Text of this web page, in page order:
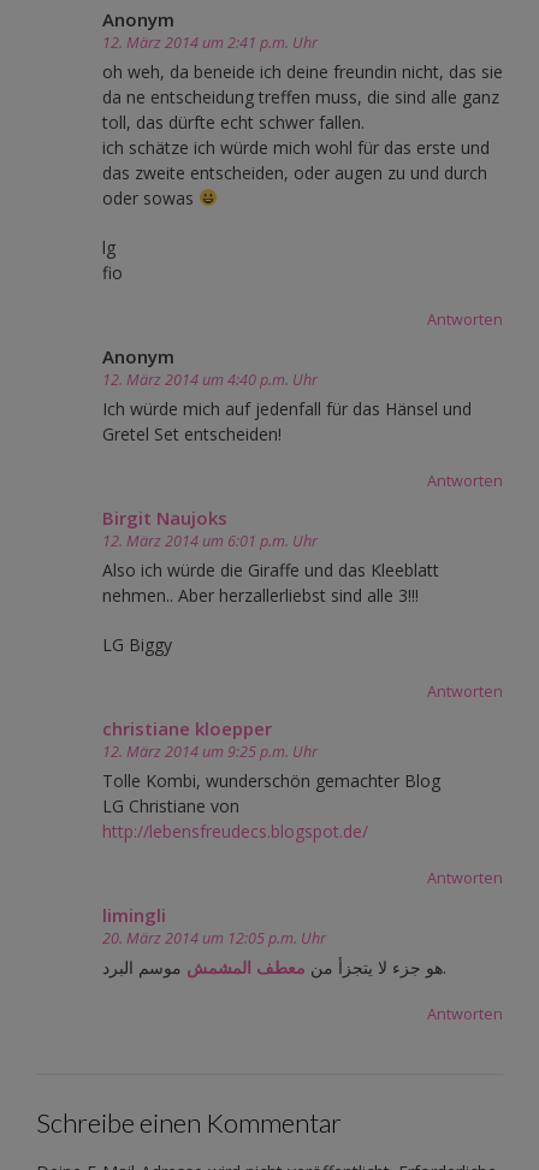
Anonym
12. März 2014 um 2:41 p.m. Uhr
oh weh, da beneide ich deine freundin nicht, das sie
da ne entscheidung treffen muss, die sind alle ganz
toll, das dürfte echt schwer fallen.
ich schätze ich würde mich wohl für das erste und
das zweite entscheiden, oder augen zu und durch
oder sowas
lg
fio
Antworten
Anonym
12. März 2014 um 4:40 p.m. Uhr
Ich würde mich auf jedenfall für das Hänsel und
Gretel Set entscheiden!
Antworten
Birgit Naujoks
12. März 2014 um 6:01 p.m. Uhr
Also ich würde die Giraffe und das Kleeblatt
nehmen.. Aber herzallerliebst sind alle 3!!!
LG Biggy
Antworten
christiane kloepper
12. März 2014 um 9:25 p.m. Uhr
Tolle Kombi, wunderschön gemachter Blog
LG Christiane von
http://lebensfreudecs.blogspot.de/
Antworten
limingli
20. März 2014 um 12:05 p.m. Uhr
هو جزء لا يتجزأ من معطف المشمش موسم البرد.
Antworten
Schreibe einen Kommentar